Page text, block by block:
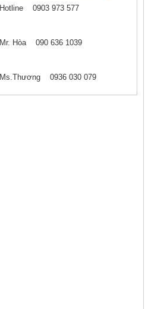
Hotline 0903 973 577
Mr. Hòa 090 636 1039
Ms.Thương 0936 030 079